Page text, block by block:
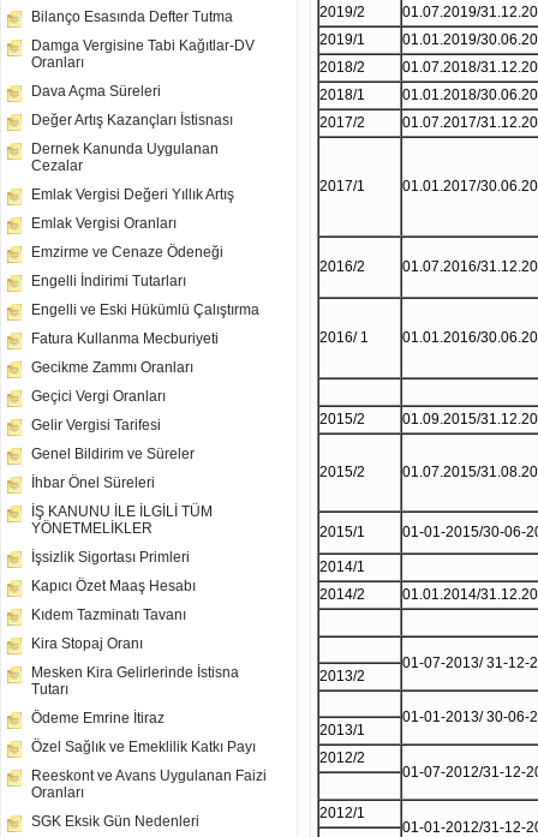
Bilanço Esasında Defter Tutma
Damga Vergisine Tabi Kağıtlar-DV
Oranları
Dava Açma Süreleri
Değer Artış Kazançları İstisnası
Dernek Kanunda Uygulanan
Cezalar
Emlak Vergisi Değeri Yıllık Artış
Emlak Vergisi Oranları
Emzirme ve Cenaze Ödeneği
Engelli İndirimi Tutarları
Engelli ve Eski Hükümlü Çalıştırma
Fatura Kullanma Mecburiyeti
Gecikme Zammı Oranları
Geçici Vergi Oranları
Gelir Vergisi Tarifesi
Genel Bildirim ve Süreler
İhbar Önel Süreleri
İŞ KANUNU İLE İLGİLİ TÜM
YÖNETMELİKLER
İşsizlik Sigortası Primleri
Kapıcı Özet Maaş Hesabı
Kıdem Tazminatı Tavanı
Kira Stopaj Oranı
Mesken Kira Gelirlerinde İstisna
Tutarı
Ödeme Emrine İtiraz
Özel Sağlık ve Emeklilik Katkı Payı
Reeskont ve Avans Uygulanan Faizi
Oranları
SGK Eksik Gün Nedenleri
2019/2
01.07.2019/
2019/1
01.01.2019/
2018/2
01.07.2018/
2018/1
01.01.2018/
2017/2
01.07.2017/
2017/1 01.01.2017/
2016/2 01.07.2016/
2016/ 1 01.01.2016/
2015/2 01.09.2015/
2015/2 01.07.2015/
2015/1 01-01-2015/30-06-
2014/1
2014/2
01.01.2014/
01-07-2013/ 31-12-
2013/2
01-01-2013/ 30-06-
2013/1
2012/2
01-07-2012/31-12-
2012/1
01-01-2012/31-12-